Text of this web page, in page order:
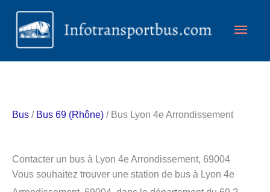
Aller
contenu
Bus / Bus 69 (Rhône) / Bus Lyon 4e Arrondissement
Contacter un bus à Lyon 4e Arrondissement, 69004
Vous souhaitez trouver une station de bus à Lyon 4e